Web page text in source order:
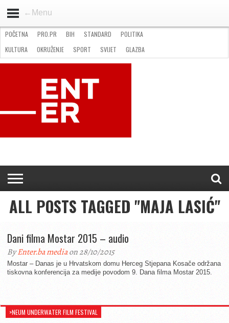
←Menu
STANDARD
GOSPODARSTVO
OKRUŽENJE
POČETNA PRO.PR BIH STANDARD
POLITIKA
KULTURA
OKRUŽENJE SPORT SVIJET
GLAZBA
NATJEČAJI
FILMING LOCATION IN BH KONTAKT
ALL POSTS TAGGED "MAJA LASIĆ"
Dani filma Mostar 2015 – audio
ByEnter.ba mediaon 28/10/2015
Mostar – Danas je u Hrvatskom domu Herceg Stjepana Kosače održana
tiskovna konferencija za medije povodom 9. Dana filma Mostar 2015.
>NEUM UNDERWATER FILM FESTIVAL